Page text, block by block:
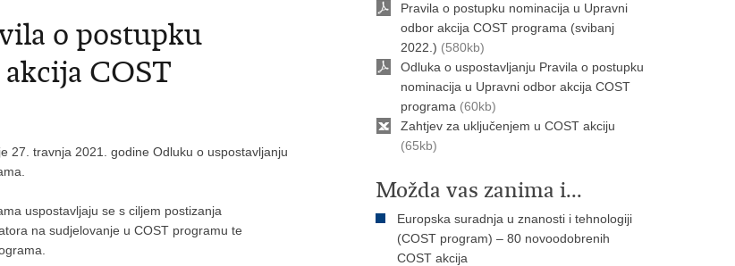
o postupku
COST
27. travnja 2021. godine Odluku o uspostavljanju
uspostavljaju se s ciljem postizanja
na sudjelovanje u COST programu te
Pravila o postupku nominacija u Upravni
odbor akcija COST programa (svibanj
2022.) (580kb)
Odluka o uspostavljanju Pravila o postupku
nominacija u Upravni odbor akcija COST
programa (60kb)
Zahtjev za uključenjem u COST akciju
(65kb)
Možda vas zanima i...
Europska suradnja u znanosti i tehnologiji
(COST program) – 80 novoodobrenih
COST akcija